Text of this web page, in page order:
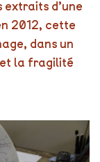
extraits d’une
2012, cette
dans un
la fragilité